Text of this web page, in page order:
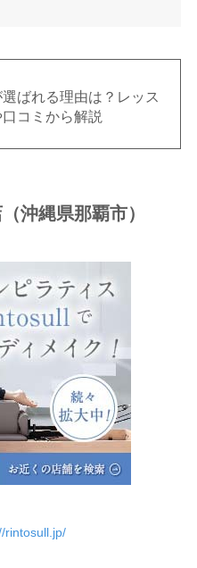
ばれる理由は？レッス
口コミから解説
沖縄県那覇市）
rintosull.jp/